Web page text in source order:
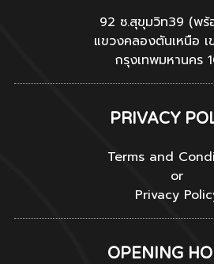
92 ซ.สุขุมวิท39 (พ
แขวงคลองตันเหนือ
กรุงเทพมหานคร
PRIVACY
Terms and
or
Privacy
OPENING